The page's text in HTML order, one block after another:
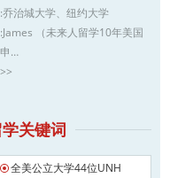
乔治城大学、纽约大学
James （未来人留学10年美国
…
关键词
全美公立大学44位UNH